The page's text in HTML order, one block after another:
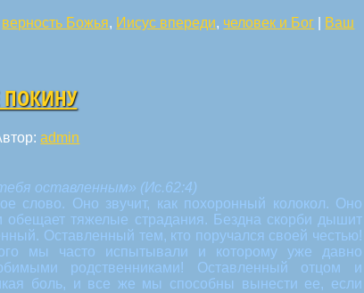
верность Божья, Иисус впереди, человек и Бог
Ваш
ПОКИНУ
admin
оставленным» (Ис.62:4)
слово. Оно звучит, как похоронный колокол. Оно
обещает тяжелые страдания. Бездна скорби дышит
Оставленный тем, кто поручался своей честью!
мы часто испытывали и которому уже давно
родственниками! Оставленный отцом и
боль, и все же мы способны вынести ее, если